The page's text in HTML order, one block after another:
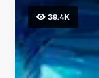
39.4K